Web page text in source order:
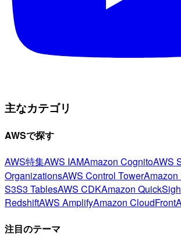
主なカテゴリ
AWSで探す
AWS特集AWS IAMAmazon CognitoAWS
OrganizationsAWS Control TowerAmazon
S3S3 TablesAWS CDKAmazon
RedshiftAWS AmplifyAmazon CloudFront
注目のテーマ